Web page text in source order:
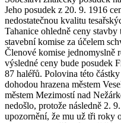
Jeho posudek z 20. 9. 1916
nedostatečnou kvalitu
Tahanice ohledně ceny
stavební komise za účelem
Členové komise jednomyslně
výsledné ceny bude posudek
87 haléřů. Polovina této
dohodou hrazena městem
městem Mezimostí nad
nedošlo, protože následně 2.
upozornění, že mu už tři roky